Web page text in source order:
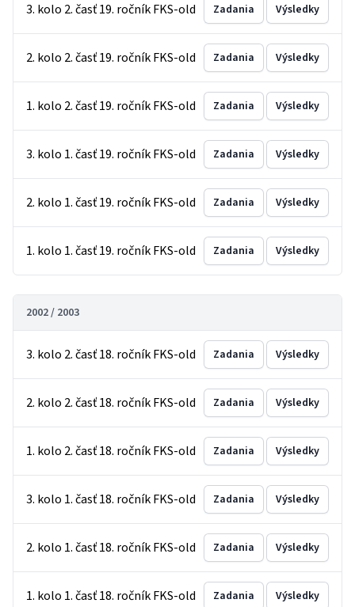
3. kolo 2. časť 19. ročník FKS-old Zadania Výsledky
2. kolo 2. časť 19. ročník FKS-old Zadania Výsledky
1. kolo 2. časť 19. ročník FKS-old Zadania Výsledky
3. kolo 1. časť 19. ročník FKS-old Zadania Výsledky
2. kolo 1. časť 19. ročník FKS-old Zadania Výsledky
1. kolo 1. časť 19. ročník FKS-old Zadania Výsledky
2002 / 2003
3. kolo 2. časť 18. ročník FKS-old Zadania Výsledky
2. kolo 2. časť 18. ročník FKS-old Zadania Výsledky
1. kolo 2. časť 18. ročník FKS-old Zadania Výsledky
3. kolo 1. časť 18. ročník FKS-old Zadania Výsledky
2. kolo 1. časť 18. ročník FKS-old Zadania Výsledky
1. kolo 1. časť 18. ročník FKS-old Zadania Výsledky